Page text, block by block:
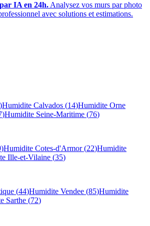
IA en 24h.Analysez vos murs par photo
avec solutions et estimations.
)Humidite Calvados (14)Humidite Orne
)Humidite Seine-Maritime (76)
)Humidite Cotes-d'Armor(22)Humidite
Ille-et-Vilaine (35)
(44)Humidite Vendee (85)Humidite
Sarthe (72)